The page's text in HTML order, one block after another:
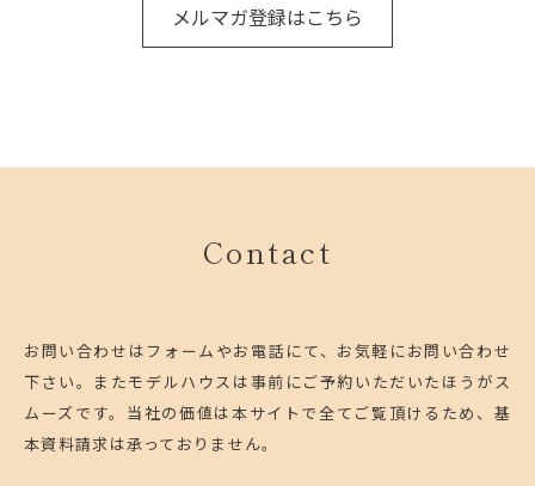
メルマガ登録はこちら
Contact
お問い合わせはフォームやお電話にて、お気軽にお問い合わせ
下さい。 またモデルハウスは事前にご予約いただいたほうがス
ムーズです。 当社の価値は本サイトで全てご覧頂けるため、基
本資料請求は承っておりません。